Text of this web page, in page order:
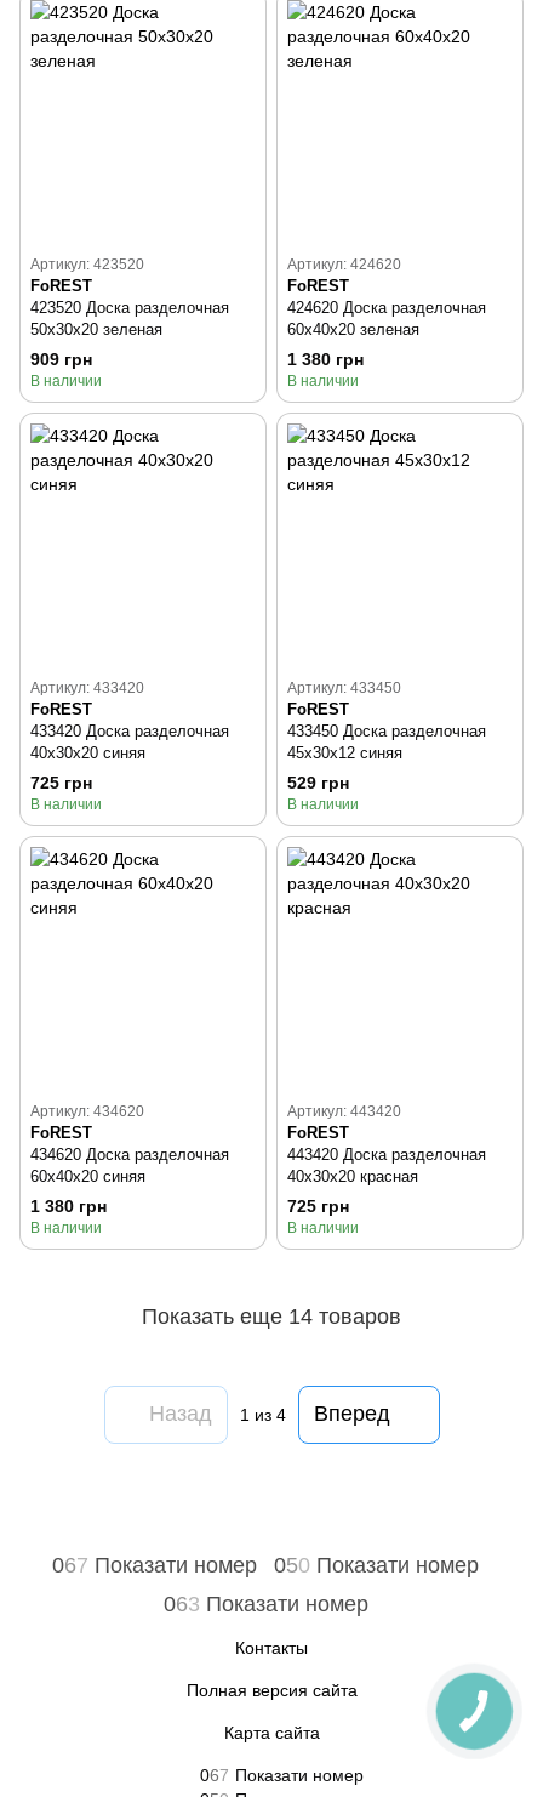
Артикул: 423520
FoREST
423520 Доска разделочная
50x30x20 зеленая
909 грн
В наличии
Артикул: 424620
FoREST
424620 Доска разделочная
60x40x20 зеленая
1 380 грн
В наличии
Артикул: 433420
FoREST
433420 Доска разделочная
40x30x20 синяя
725 грн
В наличии
Артикул: 433450
FoREST
433450 Доска разделочная
45x30x12 синяя
529 грн
В наличии
Артикул: 434620
FoREST
434620 Доска разделочная
60x40x20 синяя
1 380 грн
В наличии
Артикул: 443420
FoREST
443420 Доска разделочная
40x30x20 красная
725 грн
В наличии
Показать еще 14 товаров
Назад 1 из 4 Вперед
067 Показати номер 050 Показати номер
063 Показати номер
Контакты
Полная версия сайта
Карта сайта
067 Показати номер